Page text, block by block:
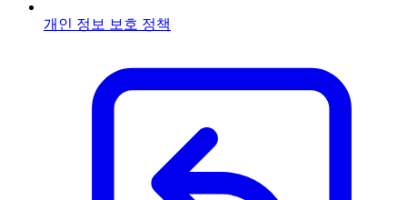
개인 정보 보호 정책